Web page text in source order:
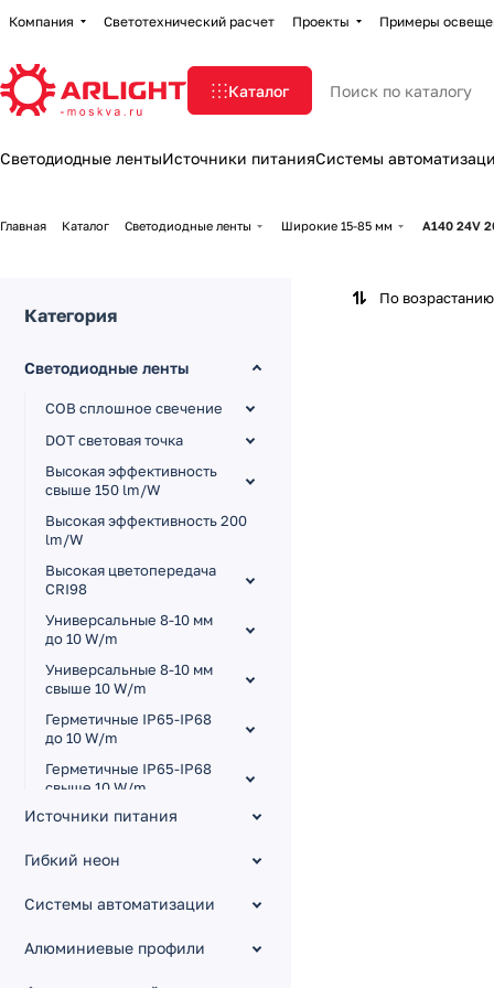
Компания Светотехнический расчет Проекты Примеры
Каталог
Светодиодные лентыИсточники питанияСистемы
Главная Каталог Светодиодные ленты Широкие 15-85 мм A140 24V
По
Категория
Светодиодные ленты
COB сплошное свечение
DOT световая точка
Высокая эффективность
свыше 150 lm/W
Высокая эффективность 200
lm/W
Высокая цветопередача
CRI98
Универсальные 8-10 мм
до 10 W/m
Универсальные 8-10 мм
свыше 10 W/m
Герметичные IP65-IP68
до 10 W/m
Герметичные IP65-IP68
свыше 10 W/m
Для сауны и бассейна
Узкие 3.5-5 мм
A320 24V 24mm 5-40 W/m
X1600 24V 30мм 40 W/m
Источники питания
Гибкий неон
Системы автоматизации
Алюминиевые профили